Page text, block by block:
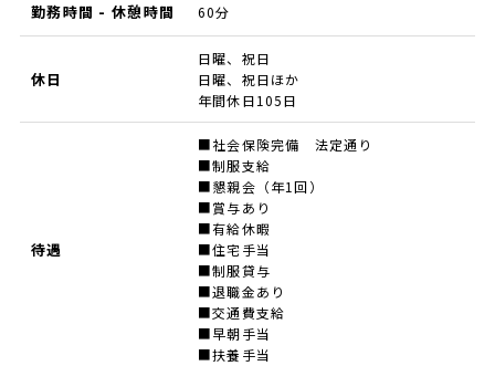
勤務時間 - 休憩時間 60分
休日
日曜、祝日
日曜、祝日ほか
年間休日105日
待遇
■社会保険完備 法定通り
■制服支給
■懇親会（年1回）
■賞与あり
■有給休暇
■住宅手当
■制服貸与
■退職金あり
■交通費支給
■早朝手当
■扶養手当